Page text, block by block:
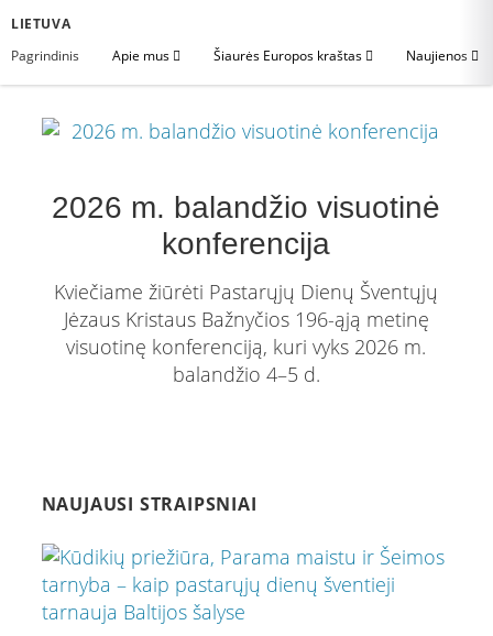
LIETUVA
Pagrindinis
Apie mus Šiaurės Europos kraštas Naujienos
2026 m. balandžio visuotinė
konferencija
Kviečiame žiūrėti Pastarųjų Dienų Šventųjų
Jėzaus Kristaus Bažnyčios 196-ąją metinę
visuotinę konferenciją, kuri vyks 2026 m.
balandžio 4–5 d.
NAUJAUSI STRAIPSNIAI